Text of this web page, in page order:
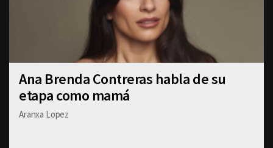
Ana Brenda Contreras habla de su
etapa como mamá
Aranxa Lopez